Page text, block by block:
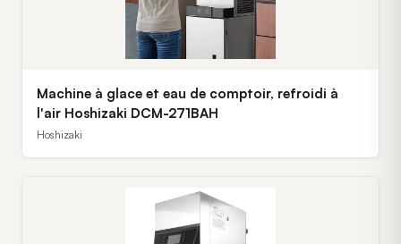
Machine à glace et eau de comptoir, refroidi à
l'air Hoshizaki DCM-271BAH
Hoshizaki